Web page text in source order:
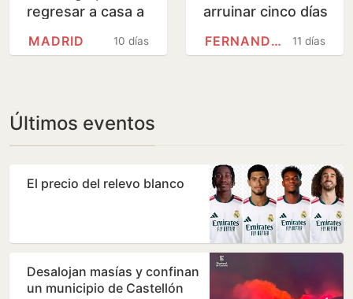
regresar a casa a
evacuados en10 días
MADRID
arruinar cinco días
cuartel contra los
11 días
FERNANDO GRANDE-MARLASKA
Últimos eventos
El precio del relevo blanco
Desalojan masías y confinan
un municipio de Castellón